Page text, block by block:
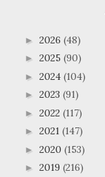
► 2026 (48)
► 2025 (90)
► 2024 (104)
► 2023 (91)
► 2022 (117)
► 2021 (147)
► 2020 (153)
► 2019 (216)